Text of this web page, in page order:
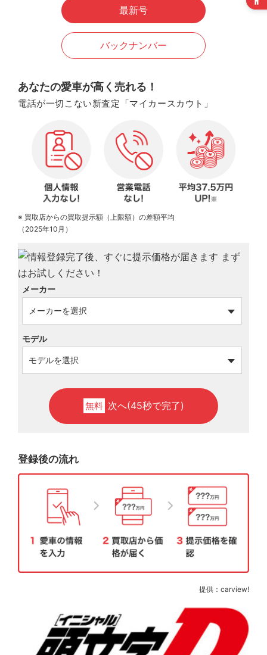
最新号
バックナンバー
あなたの愛車が高く売れる！
電話が一切こない新査定「マイカースカウト」
※ 買取店からの買取提示額（上限額）の差額平均
（2025年10月）
メーカー
モデル
無料 次へ(45秒で完了)
登録後の流れ
提供：carview!